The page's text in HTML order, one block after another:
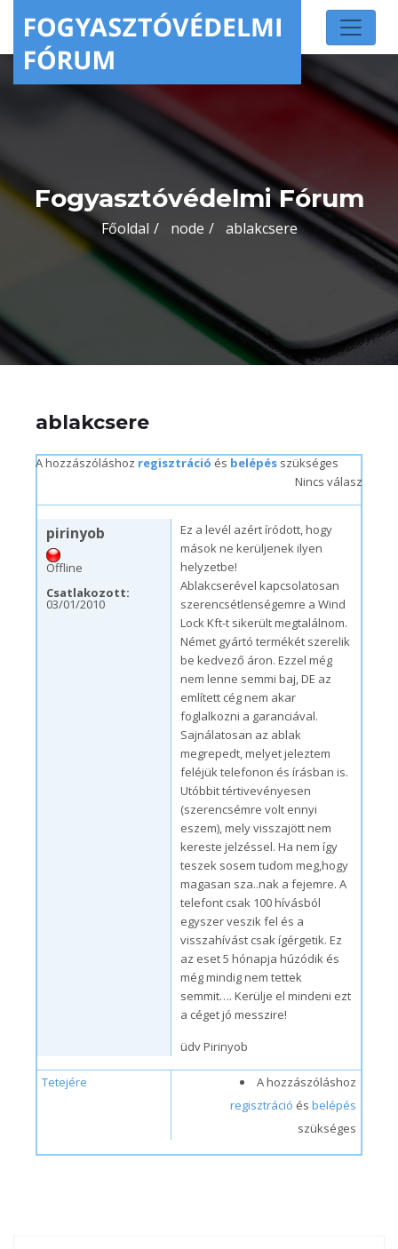
Fogyasztóvédelmi Fórum
Főoldal node ablakcsere
ablakcsere
A hozzászóláshoz regisztráció és belépés szükséges
Nincs válasz
pirinyob
Offline
Csatlakozott:
03/01/2010
Ez a levél azért íródott, hogy
mások ne kerüljenek ilyen
helyzetbe!
Ablakcserével kapcsolatosan
szerencsétlenségemre a Wind
Lock Kft-t sikerült megtalálnom.
Német gyártó termékét szerelik
be kedvező áron. Ezzel még
nem lenne semmi baj, DE az
említett cég nem akar
foglalkozni a garanciával.
Sajnálatosan az ablak
megrepedt, melyet jeleztem
feléjük telefonon és írásban is.
Utóbbit tértivevényesen
(szerencsémre volt ennyi
eszem), mely visszajött nem
kereste jelzéssel. Ha nem így
teszek sosem tudom meg,hogy
magasan sza..nak a fejemre. A
telefont csak 100 hívásból
egyszer veszik fel és a
visszahívást csak ígérgetik. Ez
az eset 5 hónapja húzódik és
még mindig nem tettek
semmit…. Kerülje el mindeni ezt
a céget jó messzire!
üdv Pirinyob
Tetejére
A hozzászóláshoz
regisztráció és belépés
szükséges